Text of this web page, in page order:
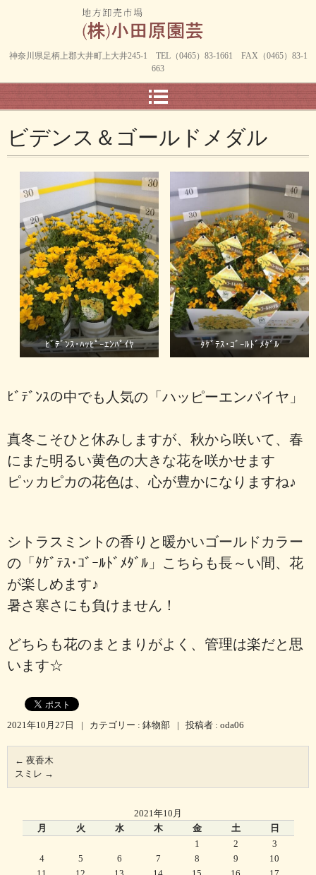
神奈川県足柄上郡大井町上大井245-1 TEL（0465）83-1661 FAX（0465）83-1
663
ビデンス＆ゴールドメダル
ﾋﾞﾃﾞﾝｽ･ﾊｯﾋﾟｰｴﾝﾊﾟｲﾔ ﾀｹﾞﾃｽ･ｺﾞｰﾙﾄﾞﾒﾀﾞﾙ
ﾋﾞﾃﾞﾝｽの中でも人気の「ハッピーエンパイヤ」
真冬こそひと休みしますが、秋から咲いて、春
にまた明るい黄色の大きな花を咲かせます
ピッカピカの花色は、心が豊かになりますね♪
シトラスミントの香りと暖かいゴールドカラー
の「ﾀｹﾞﾃｽ･ｺﾞｰﾙﾄﾞﾒﾀﾞﾙ」こちらも長～い間、花
が楽しめます♪
暑さ寒さにも負けません！
どちらも花のまとまりがよく、管理は楽だと思
います☆
2021年10月27日 | カテゴリー : 鉢物部 | 投稿者 : oda06
← 夜香木
スミレ →
2021年10月
月
火 水 木 金 土 日
1 2
3
4
5 6 7 8 9
10